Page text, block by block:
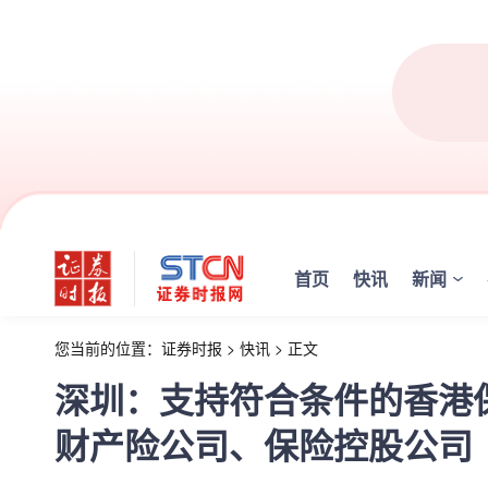
首页 快讯 新闻
您当前的位置： 证券时报 > 快讯 > 正文
深圳：支持符合条件的香
财产险公司、保险控股公司